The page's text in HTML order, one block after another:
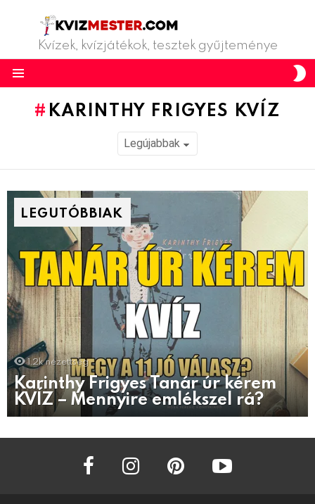
Kvízek, kvízjátékok, tesztek gyűjteménye
KARINTHY FRIGYES KVÍZ
LEGUTÓBBIAK
1.2k nézettség
Karinthy Frigyes Tanár úr kérem
KVÍZ – Mennyire emlékszel rá?
facebook instagram